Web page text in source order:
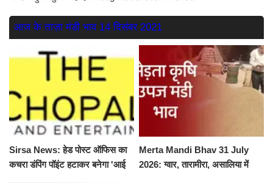
आज के ताज़ा मंडी भाव 14 दिसंबर 2021
Sirsa News: हेड पोस्ट ऑफिस का
कचरा डंपिंग पॉइंट हटाकर बनेगा 'आई
Merta Mandi Bhav 31 July
2026: ग्वार, तारामीरा, असालिया में